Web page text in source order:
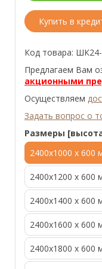
Купить в
Код товара:
Предлагаем Вам
акционными
Осуществляем
Задать вопрос о
Размеры
2400x1000 x 600
2400x1200 x 600
2400x1400 x 600
2400x1600 x 600
2400x1800 x 600